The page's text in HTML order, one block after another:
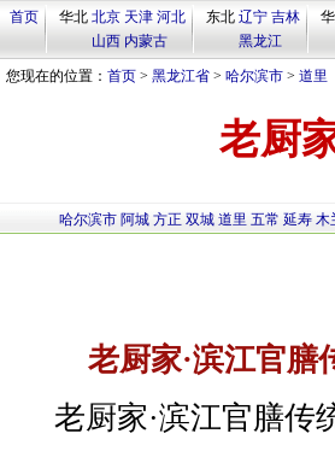
首页 华北 北京 天津 河北
山西 内蒙古
东北 辽宁 吉林
黑龙江
您现在的位置： 首页 > 黑龙江省 > 哈尔滨市 > 道里
老厨
哈尔滨市 阿城 方正 双城 道里 五常 延寿 木
老厨家·滨江官膳
老厨家·滨江官膳传